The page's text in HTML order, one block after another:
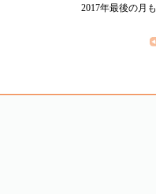
2017年最後の月